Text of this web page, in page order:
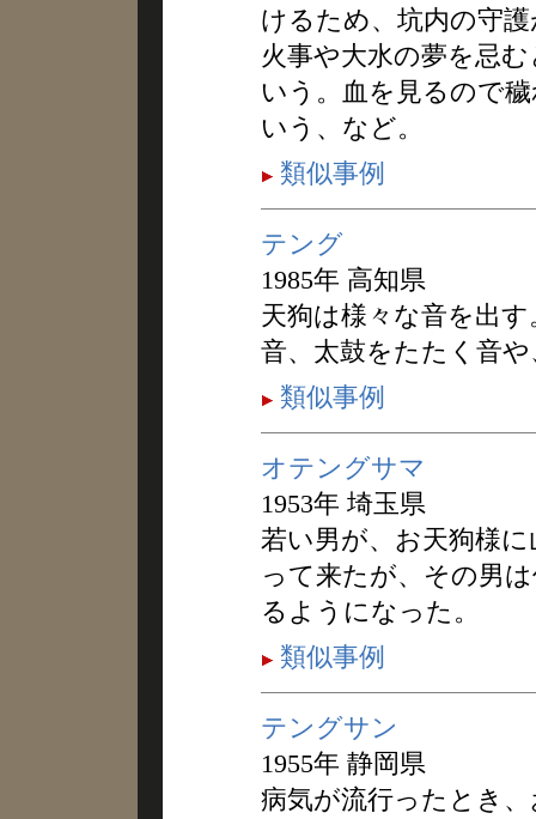
けるため、坑内の守
火事や大水の夢を忌
いう。血を見るので
いう、など。
類似事例
テング
1985年 高知県
天狗は様々な音を出
音、太鼓をたたく音
類似事例
オテングサマ
1953年 埼玉県
若い男が、お天狗様
って来たが、その男
るようになった。
類似事例
テングサン
1955年 静岡県
病気が流行ったとき